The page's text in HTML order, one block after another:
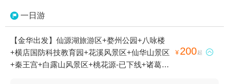
一日游
【金华出发】仙源湖旅游区+婺州公园+八咏楼
+横店国防科技教育园+花溪风景区+仙华山景区
+秦王宫+白露山风景区+桃花源-已下线+诸葛八
¥ 200起 